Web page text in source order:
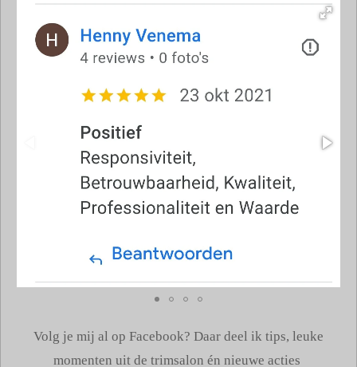
Volg je mij al op Facebook? Daar deel ik tips, leuke
momenten uit de trimsalon én nieuwe acties